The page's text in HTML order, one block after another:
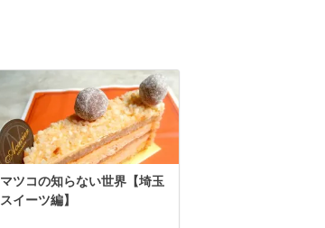
マツコの知らない世界【埼玉
スイーツ編】